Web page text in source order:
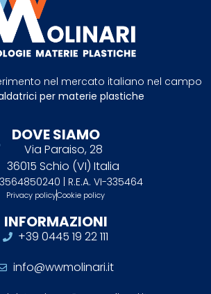
nel mercato italiano nel campo
per materie plastiche
DOVE SIAMO
Via Paraiso, 28
36015 Schio (VI) Italia
| R.E.A. VI-335464
Privacy policyCookie policy
INFORMAZIONI
+39 0445 19 22 111
info@wwmolinari.it